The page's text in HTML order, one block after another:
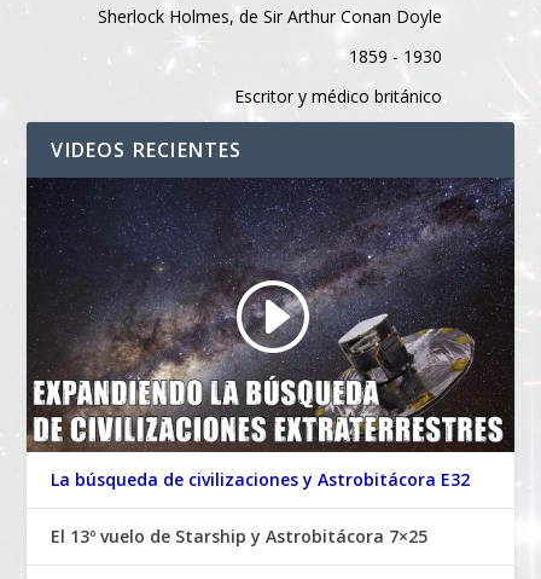
Sherlock Holmes, de Sir Arthur Conan Doyle
1859 - 1930
Escritor y médico británico
VIDEOS RECIENTES
La búsqueda de civilizaciones y Astrobitácora E32
El 13º vuelo de Starship y Astrobitácora 7×25